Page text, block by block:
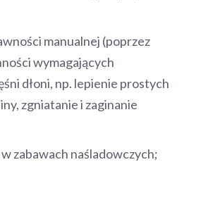
manualnej (poprzez
wymagających
dłoni, np. lepienie prostych
zgniatanie i zaginanie
zabawach naśladowczych;